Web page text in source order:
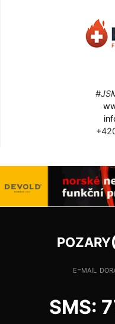
e-mail
SMS: